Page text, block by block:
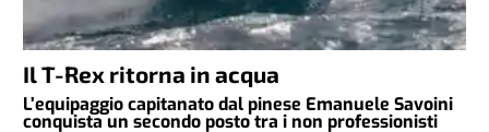
Il T-Rex ritorna in acqua
L’equipaggio capitanato dal pinese Emanuele Savoini
conquista un secondo posto tra i non professionisti